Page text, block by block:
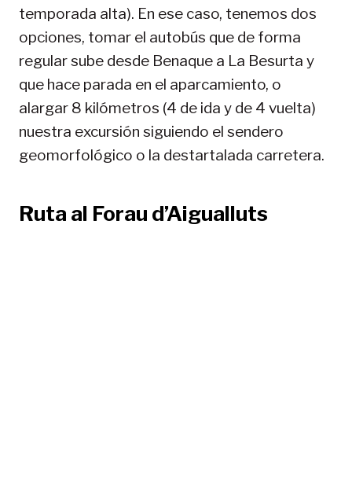
temporada alta). En ese caso, tenemos dos
opciones, tomar el autobús que de forma
regular sube desde Benaque a La Besurta y
que hace parada en el aparcamiento, o
alargar 8 kilómetros (4 de ida y de 4 vuelta)
nuestra excursión siguiendo el sendero
geomorfológico o la destartalada carretera.
Ruta al Forau d’Aigualluts